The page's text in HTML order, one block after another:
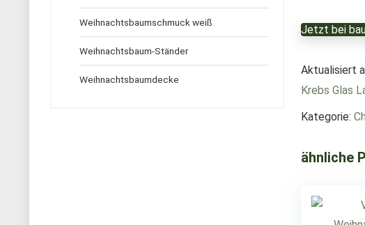
Jetzt bei
Aktualisiert
Krebs Glas
Kategorie:
ähnliche
Weihnachtsbaumschmuck weiß
Weihnachtsbaum-Ständer
Weihnachtsbaumdecke